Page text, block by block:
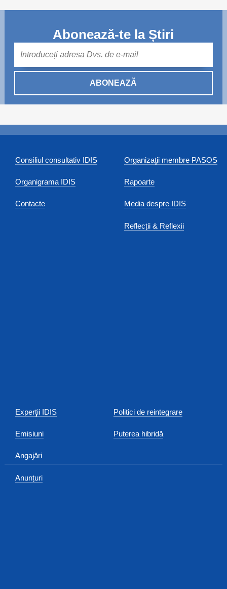
Abonează-te la Știri
ABONEAZĂ
Consiliul consultativ IDIS
Organigrama IDIS
Contacte
Organizaţii membre PASOS
Rapoarte
Media despre IDIS
Reflecții & Reflexii
Experţii IDIS
Emisiuni
Angajări
Anunțuri
Politici de reintegrare
Puterea hibridă